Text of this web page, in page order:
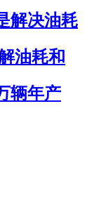
解决油耗
油耗和
辆年产